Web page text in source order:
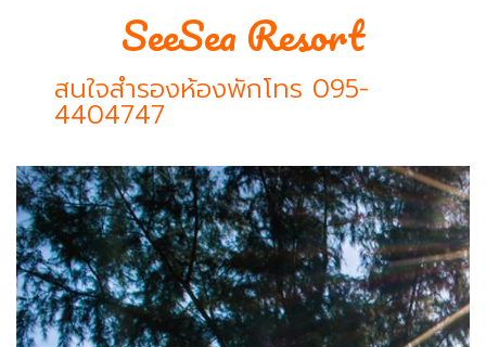
SeeSea Resort
สนใจสำรองห้องพักโทร 095-
4404747